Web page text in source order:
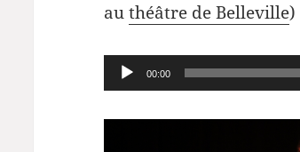
authéâtre de Belleville)
Lecteur
audio
00:00